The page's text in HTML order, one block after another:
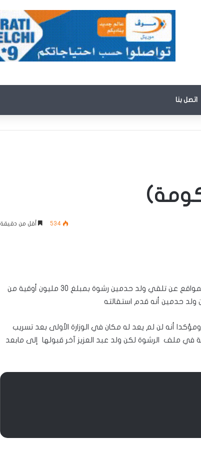
اتصل بنا
534 أقل من دقيقة
سارعت الأحداث يوم أمس بعد التقرير الذي نشرته المواقع عن تلقي ولد حدمين رشوة بمبلغ 30 مليون أوقية من
ولد حدمين أنه قدم استقالته
أنه لن لم يعد له مكان في الوزارة الأولى بعد تسريب
في ملف الرشوة لكن ولد عبد العزيز آخر قبولها إلى مابعد